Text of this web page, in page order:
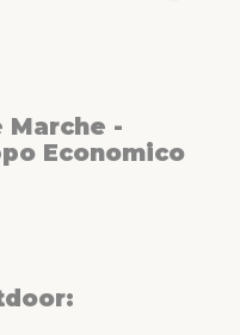
Marche -
Economico